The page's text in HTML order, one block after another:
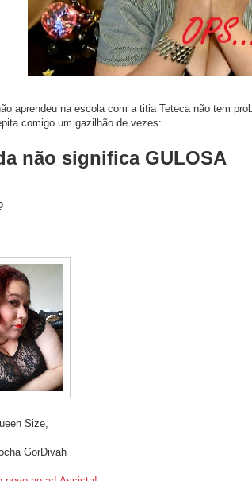
aprendeu na escola com a titia Teteca não tem
comigo um gazilhão de vezes:
não significa GULOSA
Size,
GorDivah